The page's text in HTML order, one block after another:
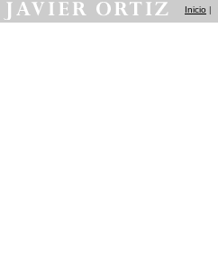
Inicio |